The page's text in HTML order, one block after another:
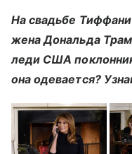
На свадьбе
жена Дональда
леди США
она одевается?